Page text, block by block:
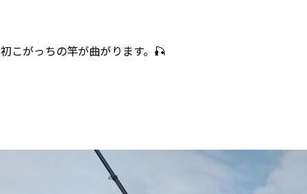
こがっちの竿が曲がります。🎣